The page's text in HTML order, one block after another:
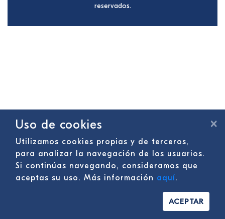
reservados.
×
Uso de cookies
Utilizamos cookies propias y de terceros,
para analizar la navegación de los usuarios.
Si continúas navegando, consideramos que
aceptas su uso. Más información aquí.
ACEPTAR